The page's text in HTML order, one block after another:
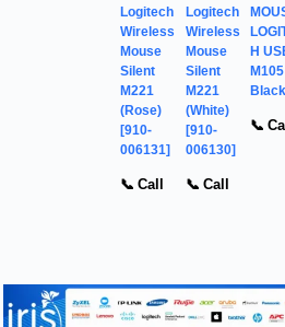
Logitech
Wireless
Mouse
Silent
M221
(Rose)
[910-
006131]
📞 Call
Logitech
Wireless
Mouse
Silent
M221
(White)
[910-
006130]
📞 Call
H
M105
Black
📞